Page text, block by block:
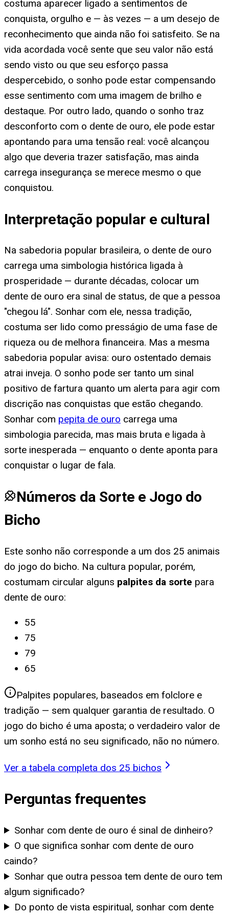
costuma aparecer ligado a sentimentos de
conquista, orgulho e — às vezes — a um desejo de
reconhecimento que ainda não foi satisfeito. Se na
vida acordada você sente que seu valor não está
sendo visto ou que seu esforço passa
despercebido, o sonho pode estar compensando
esse sentimento com uma imagem de brilho e
destaque. Por outro lado, quando o sonho traz
desconforto com o dente de ouro, ele pode estar
apontando para uma tensão real: você alcançou
algo que deveria trazer satisfação, mas ainda
carrega insegurança se merece mesmo o que
conquistou.
Interpretação popular e cultural
Na sabedoria popular brasileira, o dente de ouro
carrega uma simbologia histórica ligada à
prosperidade — durante décadas, colocar um
dente de ouro era sinal de status, de que a pessoa
"chegou lá". Sonhar com ele, nessa tradição,
costuma ser lido como presságio de uma fase de
riqueza ou de melhora financeira. Mas a mesma
sabedoria popular avisa: ouro ostentado demais
atrai inveja. O sonho pode ser tanto um sinal
positivo de fartura quanto um alerta para agir com
discrição nas conquistas que estão chegando.
Sonhar com pepita de ouro carrega uma
simbologia parecida, mas mais bruta e ligada à
sorte inesperada — enquanto o dente aponta para
conquistar o lugar de fala.
Números da Sorte e Jogo do
Bicho
Este sonho não corresponde a um dos 25 animais
do jogo do bicho. Na cultura popular, porém,
costumam circular alguns palpites da sorte para
dente de ouro:
55
75
79
65
Palpites populares, baseados em folclore e
tradição — sem qualquer garantia de resultado. O
jogo do bicho é uma aposta; o verdadeiro valor de
um sonho está no seu significado, não no número.
Ver a tabela completa dos 25 bichos
Perguntas frequentes
Sonhar com dente de ouro é sinal de dinheiro?
O que significa sonhar com dente de ouro
caindo?
Sonhar que outra pessoa tem dente de ouro tem
algum significado?
Do ponto de vista espiritual, sonhar com dente